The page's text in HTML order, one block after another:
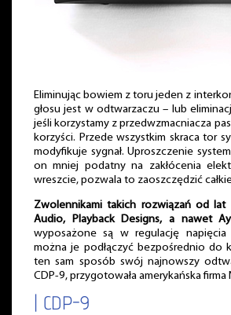
Eliminując bowiem z toru jeden z
głosu jest w odtwarzaczu – lub
jeśli korzystamy z przedwzmacniacza
korzyści. Przede wszystkim skraca tor
modyfikuje sygnał. Uproszczenie
on mniej podatny na zakłócenia
wreszcie, pozwala to zaoszczędzić
Zwolennikami takich rozwiązań od lat
Audio, Playback Designs, a nawet
wyposażone są w regulację
można je podłączyć bezpośrednio do
ten sam sposób swój najnowszy
CDP-9, przygotowała amerykańska firma
| CDP-9